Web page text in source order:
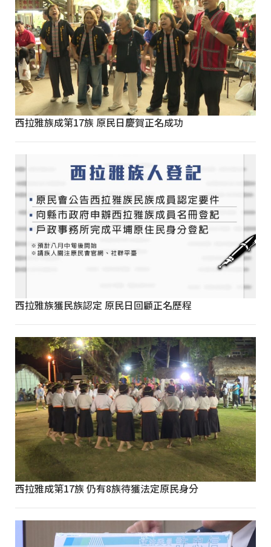
西拉雅族成第17族 原民日慶賀正名成功
西拉雅族獲民族認定 原民日回顧正名歷程
西拉雅成第17族 仍有8族待獲法定原民身分